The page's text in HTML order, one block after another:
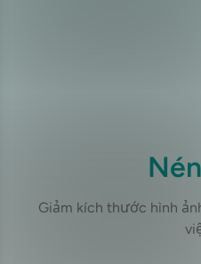
Giảm kích thước hình